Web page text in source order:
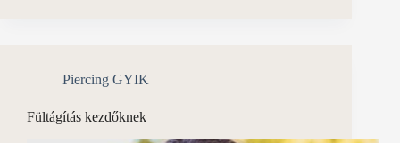
Piercing GYIK
Fültágítás kezdőknek